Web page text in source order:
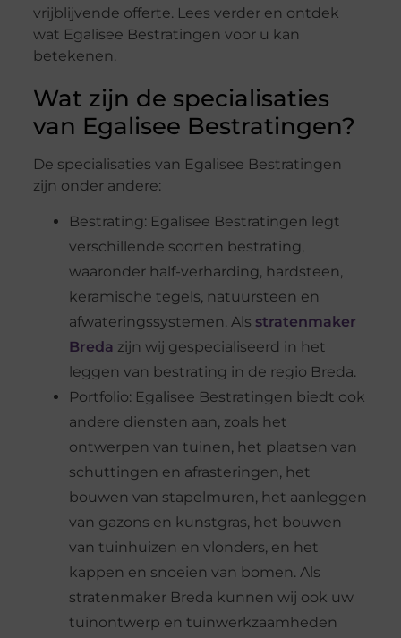
vrijblijvende offerte. Lees verder en ontdek
wat Egalisee Bestratingen voor u kan
betekenen.
Wat zijn de specialisaties
van Egalisee Bestratingen?
De specialisaties van Egalisee Bestratingen
zijn onder andere:
Bestrating: Egalisee Bestratingen legt
verschillende soorten bestrating,
waaronder half-verharding, hardsteen,
keramische tegels, natuursteen en
afwateringssystemen. Als stratenmaker
Breda zijn wij gespecialiseerd in het
leggen van bestrating in de regio Breda.
Portfolio: Egalisee Bestratingen biedt ook
andere diensten aan, zoals het
ontwerpen van tuinen, het plaatsen van
schuttingen en afrasteringen, het
bouwen van stapelmuren, het aanleggen
van gazons en kunstgras, het bouwen
van tuinhuizen en vlonders, en het
kappen en snoeien van bomen. Als
stratenmaker Breda kunnen wij ook uw
tuinontwerp en tuinwerkzaamheden